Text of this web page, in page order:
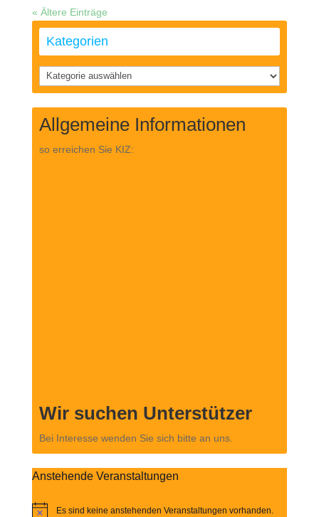
« Ältere Einträge
Kategorien
Kategorien
Allgemeine Informationen
so erreichen Sie KIZ:
Wir suchen Unterstützer
Bei Interesse wenden Sie sich bitte an uns.
Anstehende Veranstaltungen
Es sind keine anstehenden Veranstaltungen vorhanden.